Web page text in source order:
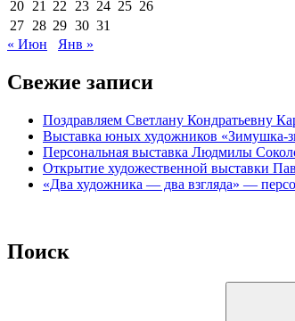
20 21 22 23 24 25 26
27 28 29 30 31
« Июн
Янв »
Свежие записи
Поздравляем Светлану Кондратьевну
Выставка юных художников «Зимушка-
Персональная выставка Людмилы
Открытие художественной выставки
«Два художника — два взгляда» —
Поиск